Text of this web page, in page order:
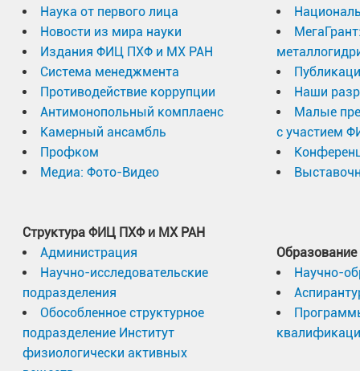
Начальник нормативно-сметного участка
Участок по содержанию
старший комендант
старший комендант
Технические службы
Главный инженер
Долгов
Наука от первого лица
Новости из мира науки
Издания ФИЦ ПХФ и МХ РАН
Система менеджмента
Противодействие коррупции
Антимонопольный комплаенс
Камерный ансамбль
Профком
Медиа: Фото-Видео
Структура ФИЦ ПХФ и МХ РАН
Администрация
Научно-исследовательские
подразделения
Обособленное структурное
подразделение Институт
физиологически активных
Наши
Малые
с участием
Образование
Научно-